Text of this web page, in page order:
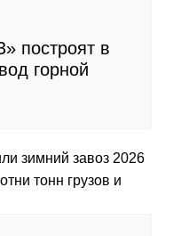
построят в
горной